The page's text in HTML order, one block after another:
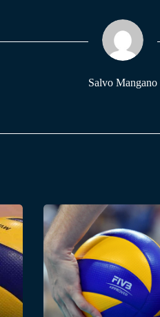
Salvo Mangano